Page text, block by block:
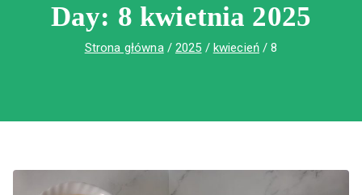
Day: 8 kwietnia 2025
Strona główna 2025 kwiecień 8